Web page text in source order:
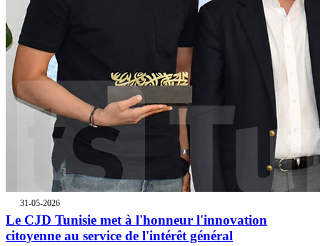
31-05-2026
Le CJD Tunisie met à l'honneur l'innovation
citoyenne au service de l'intérêt général